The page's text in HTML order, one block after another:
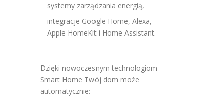
systemy zarządzania energią,
integracje Google Home, Alexa,
Apple HomeKit i Home Assistant.
Dzięki nowoczesnym technologiom
Smart Home Twój dom może
automatycznie: